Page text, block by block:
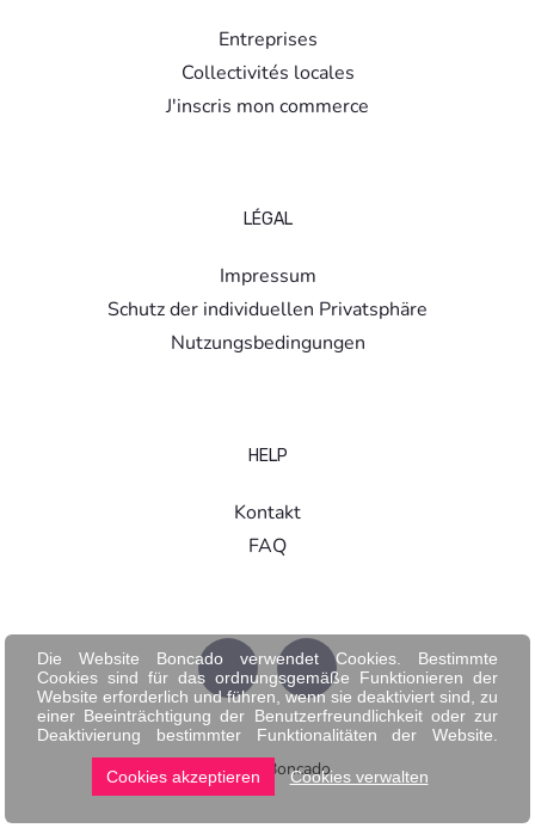
Entreprises
Collectivités locales
J'inscris mon commerce
LÉGAL
Impressum
Schutz der individuellen Privatsphäre
Nutzungsbedingungen
HELP
Kontakt
FAQ
© 2026 Boncado
Die Website Boncado verwendet Cookies. Bestimmte
Cookies sind für das ordnungsgemäße Funktionieren der
Website erforderlich und führen, wenn sie deaktiviert sind, zu
einer Beeinträchtigung der Benutzerfreundlichkeit oder zur
Deaktivierung bestimmter Funktionalitäten der Website.
Andere Cookies werden zu Analyse- oder Marketingzwecken
verwendet.Cookies akzeptieren Cookies verwalten